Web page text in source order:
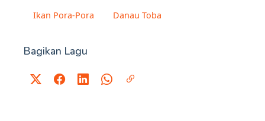
Ikan Pora-Pora Danau Toba
Bagikan Lagu